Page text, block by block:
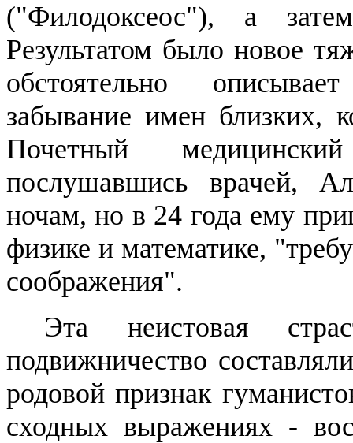
("Филодоксеос"), а
Результатом было новое
обстоятельно
забывание имен
Почетный
послушавшись врачей,
ночам, но в 24 года ему
физике и математике,
соображения".
Эта неистовая
подвижничество
родовой признак
сходных выражениях -